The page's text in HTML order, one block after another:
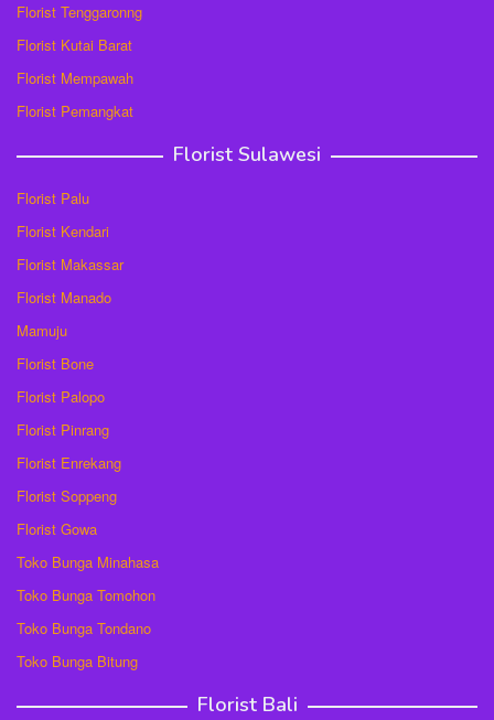
Florist Tenggaronng
Florist Kutai Barat
Florist Mempawah
Florist Pemangkat
Florist Sulawesi
Florist Palu
Florist Kendari
Florist Makassar
Florist Manado
Mamuju
Florist Bone
Florist Palopo
Florist Pinrang
Florist Enrekang
Florist Soppeng
Florist Gowa
Toko Bunga Minahasa
Toko Bunga Tomohon
Toko Bunga Tondano
Toko Bunga Bitung
Florist Bali